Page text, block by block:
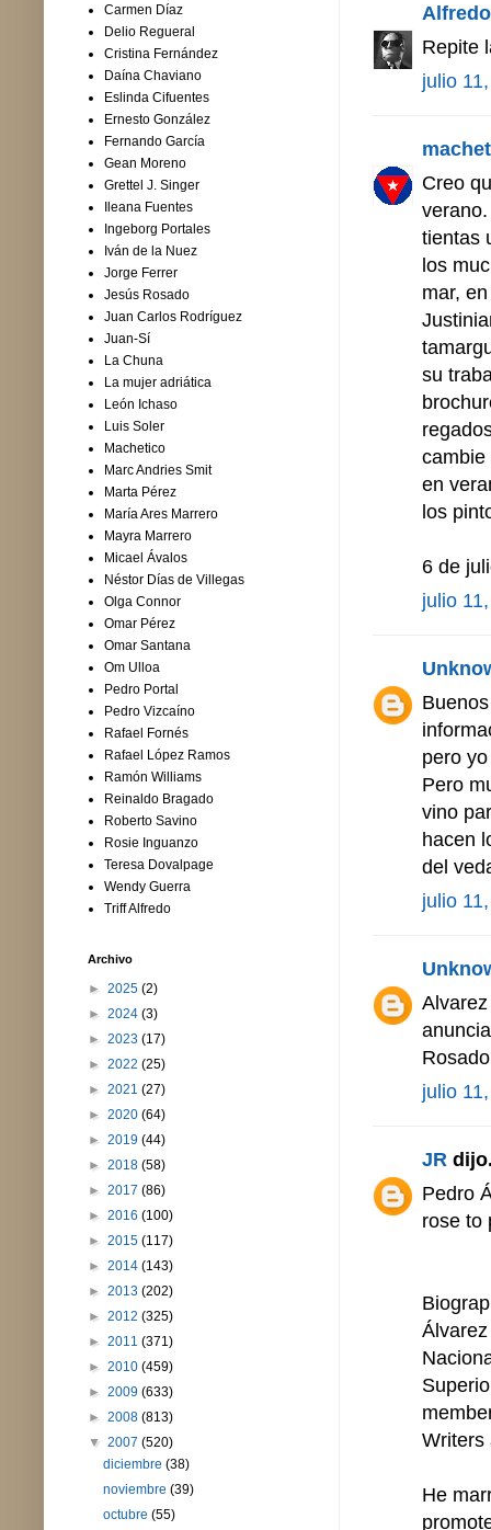
Repite
julio
Creo
tientas
los
mar,
su
cambie
en
los
6 de
julio
pero
Pero
vino
hacen
del
julio
julio
JR
Pedro
rose to
Writers
He
Carmen Díaz
Delio Regueral
Cristina Fernández
Daína Chaviano
Eslinda Cifuentes
Ernesto González
Fernando García
Gean Moreno
Grettel J. Singer
Ileana Fuentes
Ingeborg Portales
Iván de la Nuez
Jorge Ferrer
Jesús Rosado
Juan Carlos Rodríguez
Juan-Sí
La Chuna
La mujer adriática
León Ichaso
Luis Soler
Machetico
Marc Andries Smit
Marta Pérez
María Ares Marrero
Mayra Marrero
Micael Ávalos
Néstor Días de Villegas
Olga Connor
Omar Pérez
Omar Santana
Om Ulloa
Pedro Portal
Pedro Vizcaíno
Rafael Fornés
Rafael López Ramos
Ramón Williams
Reinaldo Bragado
Roberto Savino
Rosie Inguanzo
Teresa Dovalpage
Wendy Guerra
Triff Alfredo
Archivo
► 2025 (2)
► 2024 (3)
► 2023 (17)
► 2022 (25)
► 2021 (27)
► 2020 (64)
► 2019 (44)
► 2018 (58)
► 2017 (86)
► 2016 (100)
► 2015 (117)
► 2014 (143)
► 2013 (202)
► 2012 (325)
► 2011 (371)
► 2010 (459)
► 2009 (633)
► 2008 (813)
▼ 2007 (520)
diciembre(38)
noviembre(39)
octubre(55)